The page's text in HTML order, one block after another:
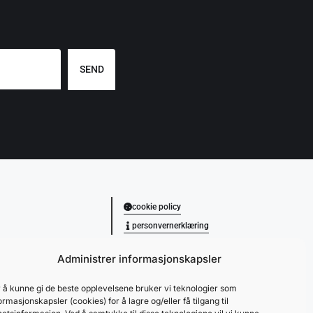
Administrer informasjonskapsler
å kunne gi de beste opplevelsene bruker vi teknologier som
(cookies) for å lagre og/eller få tilgang til
SEND
cookie policy
personvernerklæring